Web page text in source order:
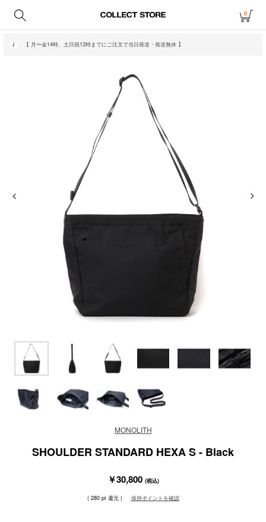
0
【 月〜金14時、土日祝12時までにご注文で当日発送・発送無休 】
MONOLITH
SHOULDER STANDARD HEXA S - Black
￥30,800 (税込)
( 280 pt 還元 ) 保持ポイントを確認